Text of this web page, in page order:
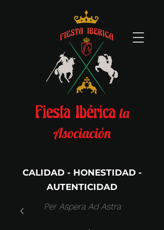
Fiesta Ibérica la
Asociación
Per Aspera Ad Astra
CALIDAD - HONESTIDAD -
AUTENTICIDAD